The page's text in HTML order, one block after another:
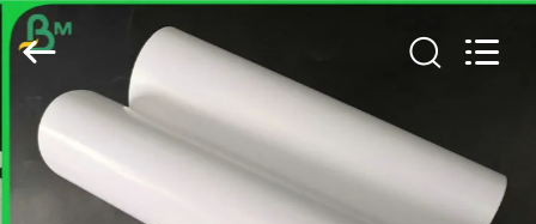
বাড়ি
পণ্য
GUANGZHOU
BMPAPER
CO.,
LTD..
Reserved.